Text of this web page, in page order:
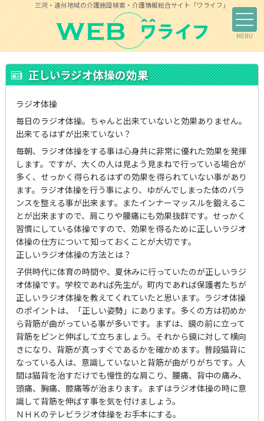
三河・遠州地域の介護施設検索・介護情報総合サイト「ワライフ」
正しいラジオ体操の効果
ラジオ体操
毎日のラジオ体操。ちゃんと出来ていないと効果ありません。
出来てるはずが出来ていない？
毎朝、ラジオ体操をする事は心身共に非常に優れた効果を発揮
します。ですが、大くの人は見よう見まねで行っている場合が
多く、せっかく得られるはずの効果を得られていない事があり
ます。ラジオ体操を行う事により、ゆがんでしまった体のバラ
ンスを整える事が出来ます。またインナーマッスルを鍛えるこ
とが出来ますので、肩こりや腰痛にも効果抜群です。せっかく
習慣にしている体操ですので、効果を得るために正しいラジオ
体操の仕方について知っておくことが大切です。
正しいラジオ体操の方法とは？
子供時代に体育の時間や、夏休みに行っていたのが正しいラジ
オ体操です。学校であれば先生が。町内であれば保護者たちが
正しいラジオ体操を教えてくれていたと思います。ラジオ体操
のポイントは、「正しい姿勢」にあります。多くの方は初めか
ら背筋が曲がっている事が多いです。まずは、鏡の前に立って
背筋をピンと伸ばして立ちましょう。それから鏡に対して横向
きになり、背筋が真っすぐであるかを確かめます。普段猫背に
なっている人は、意識していないと背筋が曲がりがちです。人
間は猫背を治すだけでも慢性的な肩こり、腰痛、背中の痛み、
頭痛、胸痛、膝痛等が治まります。まずはラジオ体操の時に意
識して背筋を伸ばす事を気を付けましょう。
ＮＨＫのテレビラジオ体操をお手本にする。